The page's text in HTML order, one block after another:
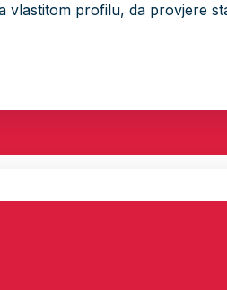
profilu, da provjere